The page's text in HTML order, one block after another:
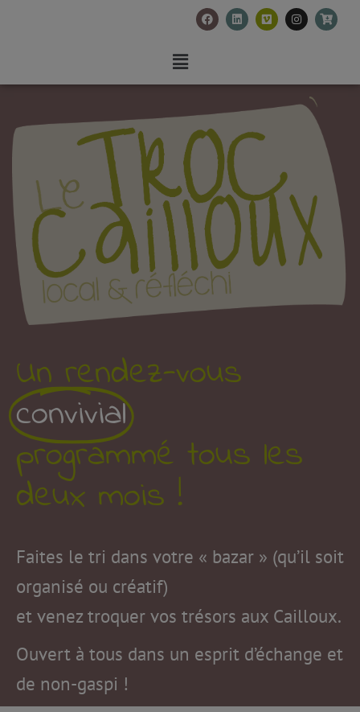
Un rendez-vous
convivial
programmé tous les
deux mois !
Faites le tri dans votre « bazar » (qu’il soit
organisé ou créatif)
et venez troquer vos trésors aux Cailloux.
Ouvert à tous dans un esprit d’échange et
de non-gaspi !